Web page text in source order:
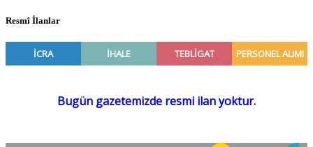
Resmî İlanlar